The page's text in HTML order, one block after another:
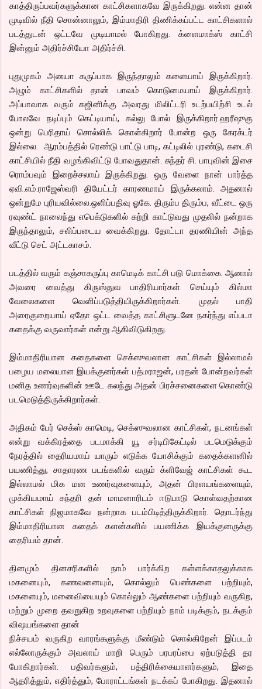
காத்திருப்பவர்களுக்கான காட்சிகளாகவே இருக்கிறது. என்ன தான்
முடிவில் நீதி சொன்னாலும், இம்மாதிரி திணிக்கப்பட்ட காட்சிகளால்
படத்துடன் ஒட்டவே முடியாமல் போகிறது. க்ளைமாக்ஸ் காட்சி
இன்னும் அதிர்ச்சியோ அதிர்ச்சி.
புதுமுகம் அனயா கருப்பாக இருந்தாலும் களையாய் இருக்கிறார்.
அழும் காட்சிகளில் தான் பாவம் கொடுமையாய் இருக்கிறார்.
அப்பாவாக வரும் கஜினிக்கு அவரது மிலிட்டரி உடற்பயிற்சி உடல்
போலவே நடிப்பும் கெட்டியாய், கல்லு போல் இருக்கிறார்.ஹரீஷுகு
ஒன்று பெரிதாய் சொல்லிக் கொள்கிறார் போன்ற ஒரு கேரக்டர்
இல்லை. ஆரம்பத்தில் ரெண்டு பாட்டு பாடி, கட்டிலில் புரண்டு, கடைசி
காட்சியில் நீதி வழங்கிவிட்டு போவதுதான். சுந்தர் சி. பாபுவின் இசை
ரொம்பவும் இறைச்சலாய் இருக்கிறது. ஒரு வேளை நான் பார்த்த
ஏவி.எம்.ராஜேஸ்வரி தியேட்டர் காரணமாய் இருக்கலாம். அதனால்
ஒன்றுமே புரியவில்லை.ஒளிப்பதிவு ஓகே. திரும்ப திரும்ப, வீட்டை ஒரு
ரவுண்ட் நாலைந்து எபெக்டுகளில் சுற்றி காட்டுவது முதலில் நன்றாக
இருந்தாலும், சலிப்படைய வைக்கிறது. தோட்டா தரணியின் அந்த
வீட்டு செட் அட்டகாசம்.
படத்தில் வரும் கஞ்சாகருப்பு காமெடிக் காட்சி படு மொக்கை. ஆனால்
அவரை வைத்து கிருஸ்துவ பாதிரியார்கள் செய்யும் கில்மா
வேலைகளை வெளிப்படுத்தியிருக்கிறார்கள். முதல் பாதி
அரைகுறையாய் ஏதோ ஒட்ட வைத்த காட்சிளுடனே நகர்ந்து எப்படா
கதைக்கு வருவார்கள் என்று ஆகிவிடுகிறது.
இம்மாதிரியான கதைகளை செக்ஸுவலான காட்சிகள் இல்லாமல்
பழைய மலையாள இயக்குனர்கள் பத்மராஜன், பரதன் போன்றவர்கள்
மனித உணர்வுகளின் ஊடே கலந்து அதன் பிரச்சனைகளை கொண்டு
படமெடுத்திருக்கிறார்கள்.
அதிகம் பேர் செக்ஸ் காமெடி, செக்ஸுவலான காட்சிகள், நடனங்கள்
என்று வக்கிரத்தை படமாக்கி யூ சர்டிபிகேட்டில் படமெடுக்கும்
நேரத்தில் தைரியமாய் யாரும் எடுக்க யோசிக்கும் கதைக்களனில்
பயணித்து, சாதாரண படங்களில் வரும் க்ளிவேஜ் காட்சிகள் கூட
இல்லாமல் மிக மன உணர்வுகளையும், அதன் பிரளயங்களையும்,
முக்கியமாய் சுந்தரி தன் மாமனாரிடம் ஈடுபாடு கொள்வதற்கான
காட்சிகள் நிஜமாகவே நன்றாக படம்பிடித்திருக்கிறார். தொடர்ந்து
இம்மாதிரியான கதைக் களன்களில் பயணிக்க இயக்குனருக்கு
தைரியம் தான்.
தினமும் தினசரிகளில் நாம் பார்க்கிற கள்ளக்காதலுக்காக
மகனையும், கணவனையும், கொல்லும் பெண்களை பற்றியும்,
மகளையும், மனைவியையும் கொல்லும் ஆண்களை பற்றியும் வருகிற,
மற்றும் முறை தவறுகிற உறவுகளை பற்றியும் நாம் படிக்கும், நடக்கும்
விஷயங்களை தான்
நிச்சயம் வருகிற வாரங்களுக்கு மீண்டும் சொல்கிறேன் இப்படம்
எல்லோருக்கும் அவலாய் மாறி பெரும் பரபரப்பை ஏற்படுத்தி தர
போகிறார்கள். பதிவர்களும், பத்திரிக்கையாளர்களும், இதை
ஆதரித்தும், எதிர்த்தும், போராட்டங்கள் நடக்கப் போகிறது. இதனால்